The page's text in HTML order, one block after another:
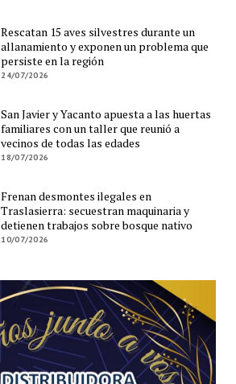
Rescatan 15 aves silvestres durante un
allanamiento y exponen un problema que
persiste en la región
24/07/2026
San Javier y Yacanto apuesta a las huertas
familiares con un taller que reunió a
vecinos de todas las edades
18/07/2026
Frenan desmontes ilegales en
Traslasierra: secuestran maquinaria y
detienen trabajos sobre bosque nativo
10/07/2026